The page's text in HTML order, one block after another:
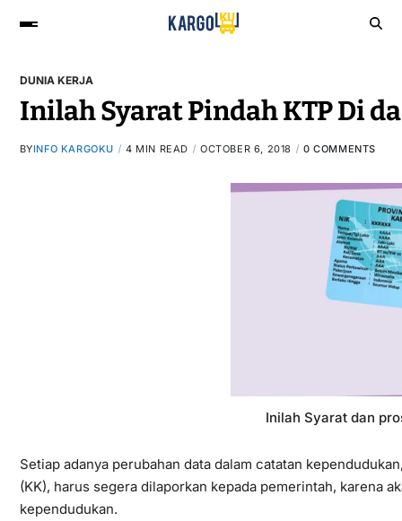
DUNIA KERJA
Inilah Syarat Pindah KTP Di
BYINFO KARGOKU 4 MIN READ OCTOBER 6, 2018 0 COMMENTS
Inilah Syarat dan
Setiap adanya perubahan data dalam catatan
(KK), harus segera dilaporkan kepada pemerintah, karena
kependudukan.